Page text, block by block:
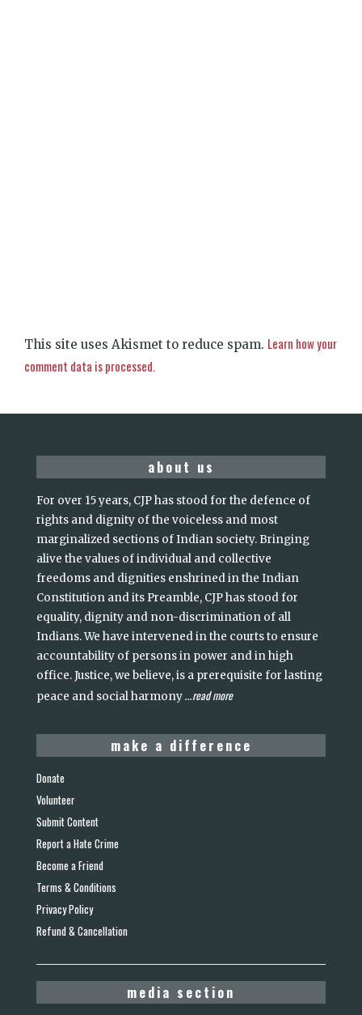
This site uses Akismet to reduce spam. Learn how your
comment data is processed.
about us
For over 15 years, CJP has stood for the defence of
rights and dignity of the voiceless and most
marginalized sections of Indian society. Bringing
alive the values of individual and collective
freedoms and dignities enshrined in the Indian
Constitution and its Preamble, CJP has stood for
equality, dignity and non-discrimination of all
Indians. We have intervened in the courts to ensure
accountability of persons in power and in high
office. Justice, we believe, is a prerequisite for lasting
peace and social harmony...read more
make a difference
Donate
Volunteer
Submit Content
Report a Hate Crime
Become a Friend
Terms & Conditions
Privacy Policy
Refund & Cancellation
media section